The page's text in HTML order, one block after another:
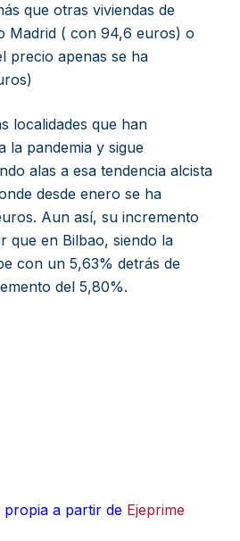
que otras viviendas de
Madrid ( con 94,6 euros) o
precio apenas se ha
localidades que han
la pandemia y sigue
alas a esa tendencia alcista
desde enero se ha
Aun así, su incremento
que en Bilbao, siendo la
con un 5,63% detrás de
del 5,80%.
propia a partir de Ejeprime